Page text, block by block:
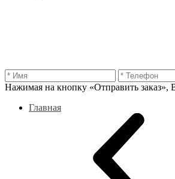
Нажимая на кнопку «Отправить заказ»,
Главная